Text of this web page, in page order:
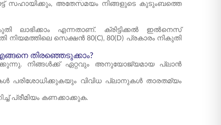
സഹായിക്കും, അതേസമയം നിങ്ങളുടെ കുടുംബത്തെ
ലാഭിക്കാം എന്നതാണ്. ക്രിട്ടിക്കൽ ഇൽനെസ്
സെക്ഷൻ 80(C), 80(D) പ്രകാരം നികുതി
തിരഞ്ഞെടുക്കാം?
നിങ്ങൾക്ക് ഏറ്റവും അനുയോജ്യമായ പ്ലാൻ
വിവിധ പ്ലാനുകൾ താരതമ്യം
പ്രീമിയം കണക്കാക്കുക.